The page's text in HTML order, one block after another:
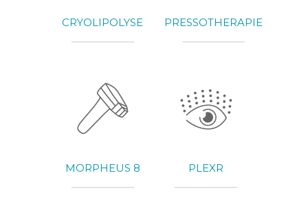
CRYOLIPOLYSE PRESSOTHERAPIE
MORPHEUS 8 PLEXR